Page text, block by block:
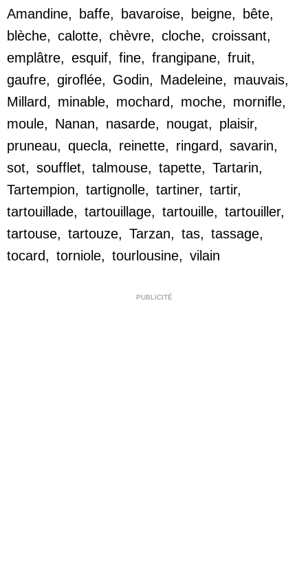
Amandine, baffe, bavaroise, beigne, bête,
blèche, calotte, chèvre, cloche, croissant,
emplâtre, esquif, fine, frangipane, fruit,
gaufre, giroflée, Godin, Madeleine, mauvais,
Millard, minable, mochard, moche, mornifle,
moule, Nanan, nasarde, nougat, plaisir,
pruneau, quecla, reinette, ringard, savarin,
sot, soufflet, talmouse, tapette, Tartarin,
Tartempion, tartignolle, tartiner, tartir,
tartouillade, tartouillage, tartouille, tartouiller,
tartouse, tartouze, Tarzan, tas, tassage,
tocard, torniole, tourlousine, vilain
PUBLICITÉ